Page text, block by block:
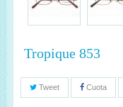
Tropique 853
Tweet Cuota